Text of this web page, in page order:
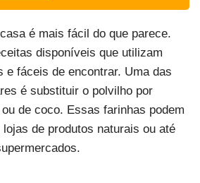
é mais fácil do que parece.
disponíveis que utilizam
e fáceis de encontrar. Uma das
é substituir o polvilho por
de coco. Essas farinhas podem
de produtos naturais ou até